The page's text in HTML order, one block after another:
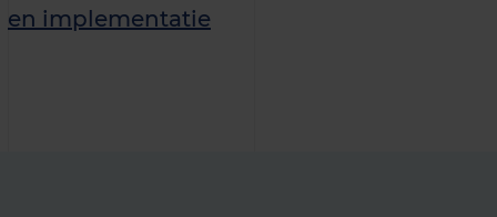
en implementatie